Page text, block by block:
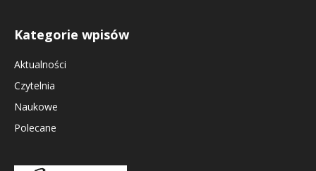
Kategorie wpisów
Aktualności
Czytelnia
Naukowe
Polecane